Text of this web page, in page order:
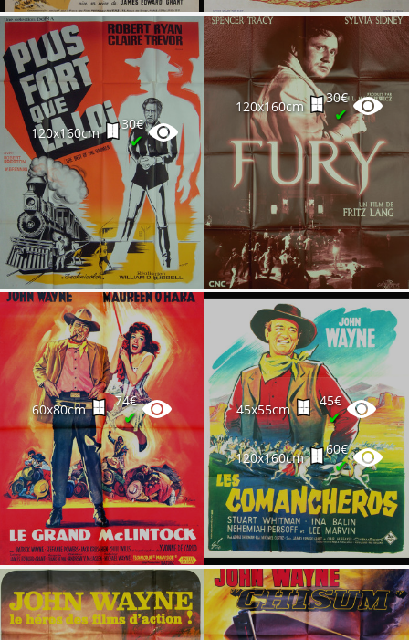
120x160cm
30€
✔
120x160cm
30€
✔
60x80cm
74€
✔ 45x55cm
45€
✔
120x160cm
60€
✔